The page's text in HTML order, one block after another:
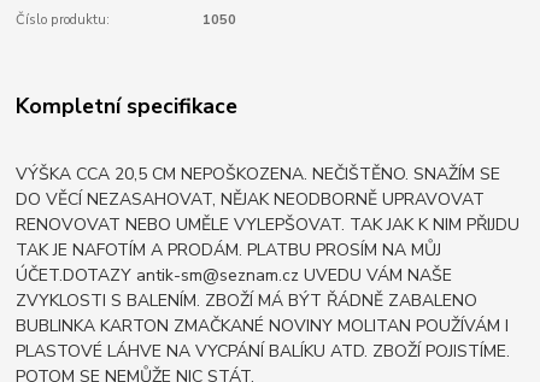
Číslo produktu: 1050
Kompletní specifikace
VÝŠKA CCA 20,5 CM NEPOŠKOZENA. NEČIŠTĚNO. SNAŽÍM SE
DO VĚCÍ NEZASAHOVAT, NĚJAK NEODBORNĚ UPRAVOVAT
RENOVOVAT NEBO UMĚLE VYLEPŠOVAT. TAK JAK K NIM PŘIJDU
TAK JE NAFOTÍM A PRODÁM. PLATBU PROSÍM NA MŮJ
ÚČET.DOTAZY antik-sm@seznam.cz UVEDU VÁM NAŠE
ZVYKLOSTI S BALENÍM. ZBOŽÍ MÁ BÝT ŘÁDNĚ ZABALENO
BUBLINKA KARTON ZMAČKANÉ NOVINY MOLITAN POUŽÍVÁM I
PLASTOVÉ LÁHVE NA VYCPÁNÍ BALÍKU ATD. ZBOŽÍ POJISTÍME.
POTOM SE NEMŮŽE NIC STÁT.